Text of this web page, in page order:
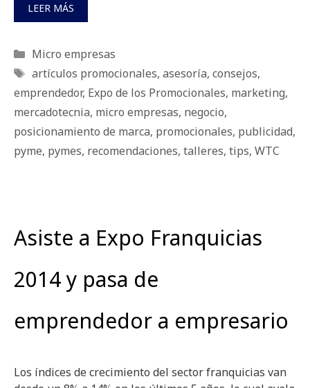
LEER MÁS
Categorías
Micro empresas
Etiquetas
artículos promocionales, asesoría, consejos,
emprendedor, Expo de los Promocionales, marketing,
mercadotecnia, micro empresas, negocio,
posicionamiento de marca, promocionales, publicidad,
pyme, pymes, recomendaciones, talleres, tips, WTC
Asiste a Expo Franquicias
2014 y pasa de
emprendedor a empresario
Los índices de crecimiento del sector franquicias van